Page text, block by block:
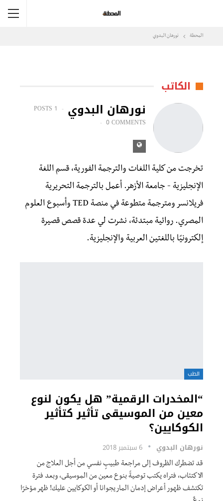
المحطة نورهان البدوي
الكاتب
نورهان البدوي
1 POSTS
0 COMMENTS
تخرجت من كلية اللغات والترجمة الفورية، قسم اللغة
الإنجليزية - جامعة الأزهر. أعمل بالترجمة التحريرية
فريلانسر ومترجمة متطوعة في منصة TED وأسبوع العلوم
المصري. روائية مبتدئة، نشرت لي عدة قصص قصيرة
إلكترونيًا باللغتين العربية والإنجليزية.
الطب
“المخدرات الرقمية” هل يكون لنوع
معين من الموسيقى تأثير كتأثير
الكوكايين؟
نورهان البدوي 6 سبتمبر 2018
قد تضطرك الظروف إلى مراجعة طبيبٍ نفسي من أجل العلاج من
الاكتئاب، فتراه يكتب توصيةً بنوع معين من الموسيقى، وبعد فترة
تكتشف ظهور أعراض إدمان الماريجوانا أو الكوكايين عليك! ظهر مؤخرًا